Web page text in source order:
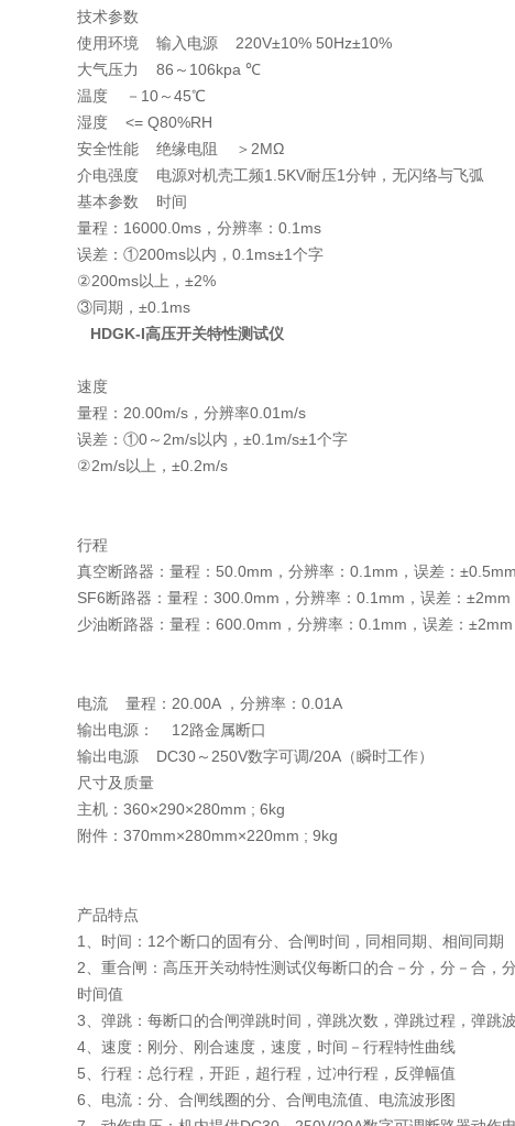
技术参数
使用环境 输入电源 220V±10% 50Hz±10%
大气压力 86～106kpa ℃
温度 －10～45℃
湿度 <= Q80%RH
安全性能 绝缘电阻 ＞2MΩ
介电强度 电源对机壳工频1.5KV耐压1分钟，无闪络与飞弧
基本参数 时间
量程：16000.0ms，分辨率：0.1ms
误差：①200ms以内，0.1ms±1个字
②200ms以上，±2%
③同期，±0.1ms
HDGK-I高压开关特性测试仪
速度
量程：20.00m/s，分辨率0.01m/s
误差：①0～2m/s以内，±0.1m/s±1个字
②2m/s以上，±0.2m/s
行程
真空断路器：量程：50.0mm，分辨率：0.1mm，误差：±0.5mm
SF6断路器：量程：300.0mm，分辨率：0.1mm，误差：±2mm
少油断路器：量程：600.0mm，分辨率：0.1mm，误差：±2mm
电流 量程：20.00A ，分辨率：0.01A
输出电源： 12路金属断口
输出电源 DC30～250V数字可调/20A（瞬时工作）
尺寸及质量
主机：360×290×280mm ; 6kg
附件：370mm×280mm×220mm ; 9kg
产品特点
1、时间：12个断口的固有分、合闸时间，同相同期、相间同期
2、重合闸：高压开关动特性测试仪每断口的合－分，分－合
时间值
3、弹跳：每断口的合闸弹跳时间，弹跳次数，弹跳过程，弹跳
4、速度：刚分、刚合速度，速度，时间－行程特性曲线
5、行程：总行程，开距，超行程，过冲行程，反弹幅值
6、电流：分、合闸线圈的分、合闸电流值、电流波形图